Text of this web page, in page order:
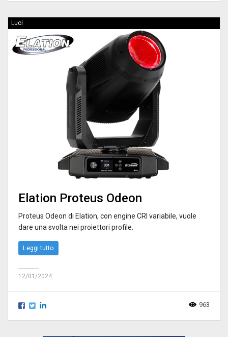
Luci
Elation Proteus Odeon
Proteus Odeon di Elation, con engine CRI variabile, vuole
dare una svolta nei proiettori profile.
Leggi tutto
12/01/2024
963